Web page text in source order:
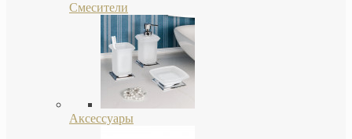
Смесители
Аксессуары